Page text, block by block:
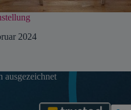
2024
ausgezeichnet